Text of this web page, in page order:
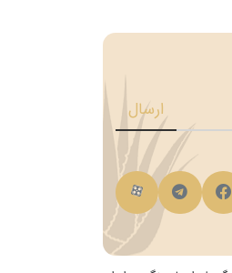
ارسال
فیسبوک کانال تلگرامکانال آپارات